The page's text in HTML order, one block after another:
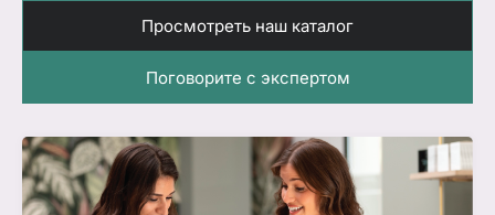
Просмотреть наш каталог
Поговорите с экспертом